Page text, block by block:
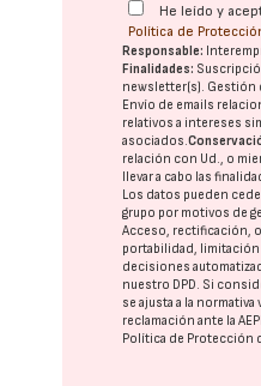
He leído y
Política de
Responsable:
Finalidades:
newsletter(s). Gestión
Envío de emails
relativos a intereses
asociados.
relación con Ud., o
llevar a cabo las
Los datos pueden
grupo por motivos de
Acceso, rectificación,
portabilidad,
decisiones
nuestro DPD. Si
se ajusta a la
reclamación ante la
Política de Protección